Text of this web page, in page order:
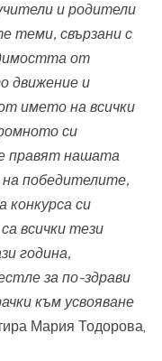
и родители
теми, свързани с
от
движение и
името на всички
си
правят нашата
победителите,
конкурса си
всички тези
година,
за по-здрави
към усвояване
Мария Тодорова,